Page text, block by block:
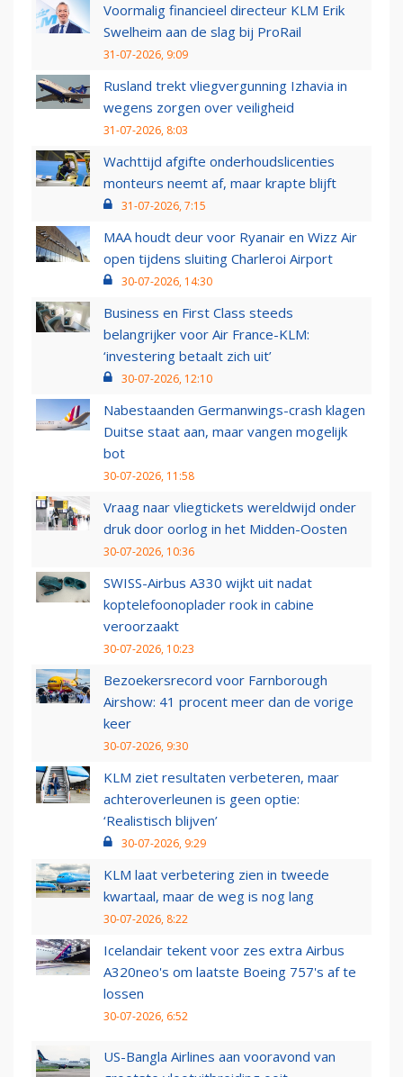
Voormalig financieel directeur KLM Erik
Swelheim aan de slag bij ProRail
31-07-2026, 9:09
Rusland trekt vliegvergunning Izhavia in
wegens zorgen over veiligheid
31-07-2026, 8:03
Wachttijd afgifte onderhoudslicenties
monteurs neemt af, maar krapte blijft
31-07-2026, 7:15
MAA houdt deur voor Ryanair en Wizz Air
open tijdens sluiting Charleroi Airport
30-07-2026, 14:30
Business en First Class steeds
belangrijker voor Air France-KLM:
‘investering betaalt zich uit’
30-07-2026, 12:10
Nabestaanden Germanwings-crash klagen
Duitse staat aan, maar vangen mogelijk
bot
30-07-2026, 11:58
Vraag naar vliegtickets wereldwijd onder
druk door oorlog in het Midden-Oosten
30-07-2026, 10:36
SWISS-Airbus A330 wijkt uit nadat
koptelefoonoplader rook in cabine
veroorzaakt
30-07-2026, 10:23
Bezoekersrecord voor Farnborough
Airshow: 41 procent meer dan de vorige
keer
30-07-2026, 9:30
KLM ziet resultaten verbeteren, maar
achteroverleunen is geen optie:
‘Realistisch blijven’
30-07-2026, 9:29
KLM laat verbetering zien in tweede
kwartaal, maar de weg is nog lang
30-07-2026, 8:22
Icelandair tekent voor zes extra Airbus
A320neo's om laatste Boeing 757's af te
lossen
30-07-2026, 6:52
US-Bangla Airlines aan vooravond van